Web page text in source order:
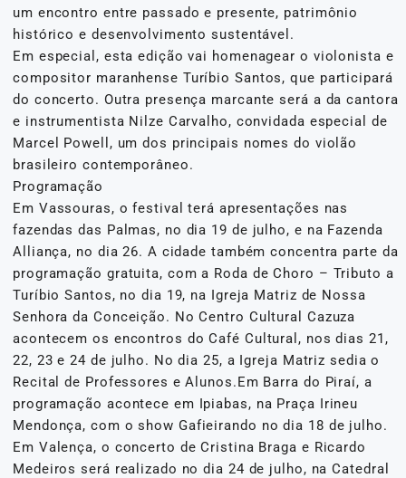
um encontro entre passado e presente, patrimônio
histórico e desenvolvimento sustentável.
Em especial, esta edição vai homenagear o violonista e
compositor maranhense Turíbio Santos, que participará
do concerto. Outra presença marcante será a da cantora
e instrumentista Nilze Carvalho, convidada especial de
Marcel Powell, um dos principais nomes do violão
brasileiro contemporâneo.
Programação
Em Vassouras, o festival terá apresentações nas
fazendas das Palmas, no dia 19 de julho, e na Fazenda
Alliança, no dia 26. A cidade também concentra parte da
programação gratuita, com a Roda de Choro – Tributo a
Turíbio Santos, no dia 19, na Igreja Matriz de Nossa
Senhora da Conceição. No Centro Cultural Cazuza
acontecem os encontros do Café Cultural, nos dias 21,
22, 23 e 24 de julho. No dia 25, a Igreja Matriz sedia o
Recital de Professores e Alunos.Em Barra do Piraí, a
programação acontece em Ipiabas, na Praça Irineu
Mendonça, com o show Gafieirando no dia 18 de julho.
Em Valença, o concerto de Cristina Braga e Ricardo
Medeiros será realizado no dia 24 de julho, na Catedral